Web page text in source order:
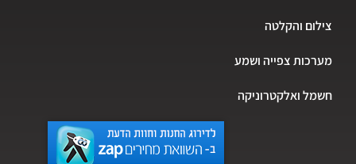
והקלטה
צפייה ושמע
ואלקטרוניקה